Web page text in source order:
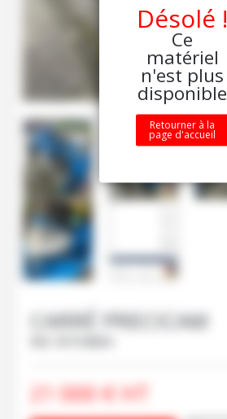
CARRÉ PRECICAM
21 000€HT
Désolé !
Ce
matériel
n'est plus
disponible
Retourner à la
page d'accueil